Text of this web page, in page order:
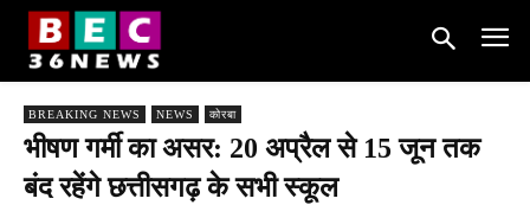
BREAKING NEWS NEWS कोरबा
भीषण गर्मी का असर: 20 अप्रैल से 15 जून तक
बंद रहेंगे छत्तीसगढ़ के सभी स्कूल